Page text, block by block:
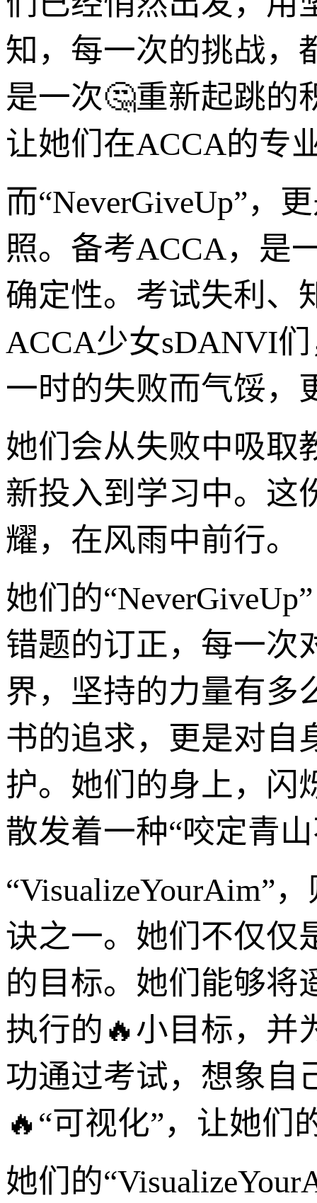
知，每一次的挑战，
是一次🤔重新起跳的
让她们在ACCA的专
而“NeverGiveUp”，
照。备考ACCA，是
确定性。考试失利、
ACCA少女sDANVI
一时的失败而气馁，
她们会从失败中吸取
新投入到学习中。这
耀，在风雨中前行。
她们的
错题的订正，每一次
界，坚持的力量有多
书的追求，更是对自
护。她们的身上，闪
散发着一种“咬定青
“VisualizeYourAim”
诀之一。她们不仅仅
的目标。她们能够将
执行的🔥小目标，并
功通过考试，想象自
🔥“可视化”，让她们
她们的